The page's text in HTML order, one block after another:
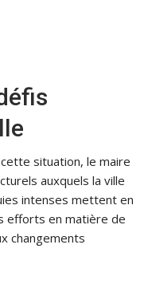
situation, le maire
auxquels la ville
intenses mettent en
efforts en matière de
changements